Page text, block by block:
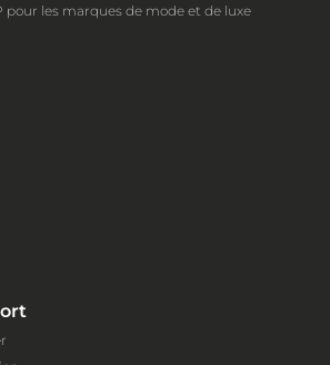
pour les marques de mode et de luxe